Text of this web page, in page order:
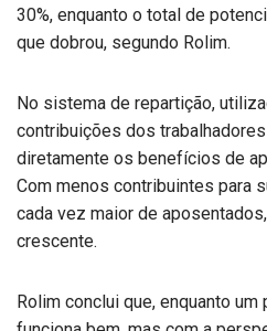
30%, enquanto o total de
que dobrou, segundo Rolim.
No sistema de repartição,
contribuições dos
diretamente os benefícios de
Com menos contribuintes para
cada vez maior de
crescente.
Rolim conclui que, enquanto